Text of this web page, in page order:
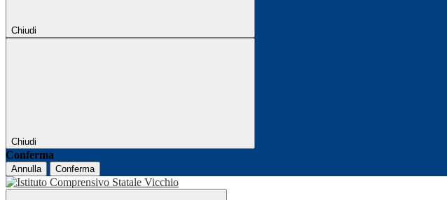
Chiudi
Chiudi
Conferma
Annulla Conferma